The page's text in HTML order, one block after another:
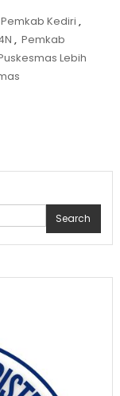
Pemkab Kediri ,
, Pemkab
Lebih
Search